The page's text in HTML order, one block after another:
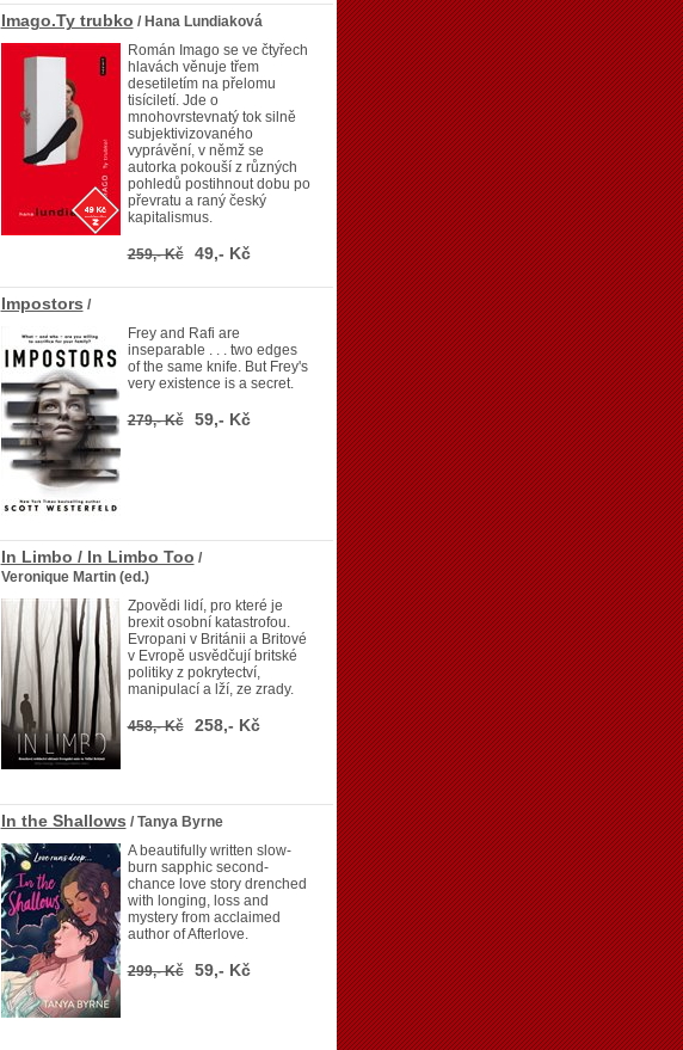
Imago.Ty trubko / Hana Lundiaková
Román Imago se ve čtyřech
hlavách věnuje třem
desetiletím na přelomu
tisíciletí. Jde o
mnohovrstevnatý tok silně
subjektivizovaného
vyprávění, v němž se
autorka pokouší z různých
pohledů postihnout dobu po
převratu a raný český
kapitalismus.
259,- Kč 49,- Kč
Impostors /
Frey and Rafi are
inseparable . . . two edges
of the same knife. But Frey's
very existence is a secret.
279,- Kč 59,- Kč
In Limbo / In Limbo Too /
Veronique Martin (ed.)
Zpovědi lidí, pro které je
brexit osobní katastrofou.
Evropani v Británii a Britové
v Evropě usvědčují britské
politiky z pokrytectví,
manipulací a lží, ze zrady.
458,- Kč 258,- Kč
In the Shallows / Tanya Byrne
A beautifully written slow-
burn sapphic second-
chance love story drenched
with longing, loss and
mystery from acclaimed
author of Afterlove.
299,- Kč 59,- Kč